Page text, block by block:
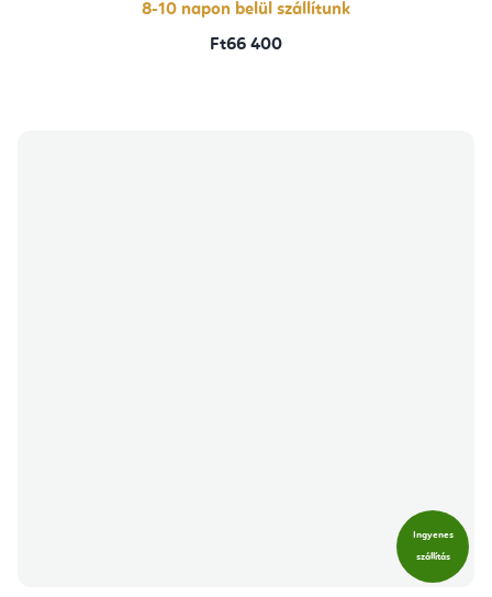
8-10 napon belül szállítunk
Ft66 400
Ingyenes
szállítás